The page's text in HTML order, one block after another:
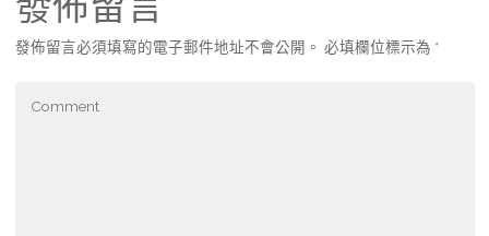
發佈留言必須填寫的電子郵件地址不會公開。 必填欄位標示為 *